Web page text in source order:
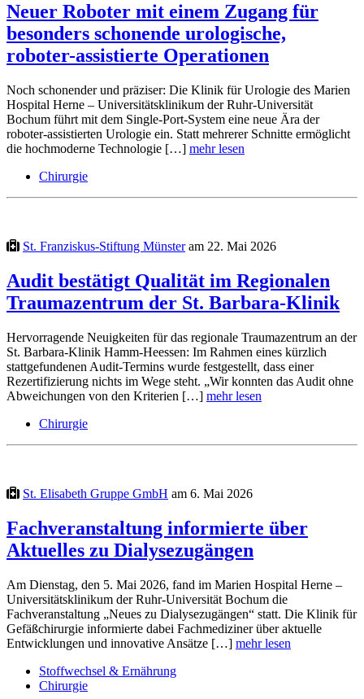
Neuer Roboter mit einem Zugang für
besonders schonende urologische,
roboter-assistierte Operationen
Noch schonender und präziser: Die Klinik für Urologie des Marien
Hospital Herne – Universitätsklinikum der Ruhr-Universität
Bochum führt mit dem Single-Port-System eine neue Ära der
roboter-assistierten Urologie ein. Statt mehrerer Schnitte ermöglicht
die hochmoderne Technologie […] mehr lesen
Chirurgie
St. Franziskus-Stiftung Münsteram 22. Mai 2026
Audit bestätigt Qualität im Regionalen
Traumazentrum der St. Barbara-Klinik
Hervorragende Neuigkeiten für das regionale Traumazentrum an der
St. Barbara-Klinik Hamm-Heessen: Im Rahmen eines kürzlich
stattgefundenen Audit-Termins wurde festgestellt, dass einer
Rezertifizierung nichts im Wege steht. „Wir konnten das Audit ohne
Abweichungen von den Kriterien […] mehr lesen
Chirurgie
St. Elisabeth Gruppe GmbH am 6. Mai 2026
Fachveranstaltung informierte über
Aktuelles zu Dialysezugängen
Am Dienstag, den 5. Mai 2026, fand im Marien Hospital Herne –
Universitätsklinikum der Ruhr-Universität Bochum die
Fachveranstaltung „Neues zu Dialysezugängen“ statt. Die Klinik für
Gefäßchirurgie informierte dabei Fachmediziner über aktuelle
Entwicklungen und innovative Ansätze […] mehr lesen
Stoffwechsel & Ernährung
Chirurgie